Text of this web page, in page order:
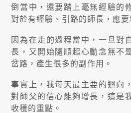
倒當中，還要踏上毫無經驗的
對於有經驗、引路的師長，應要
因為在走的過程當中，一旦對
長，又開始隨順起心動念無不
岔路，產生很多的副作用。
事實上，我每天最主要的迴向
對師父的信心能夠增長，這是
收穫的重點。